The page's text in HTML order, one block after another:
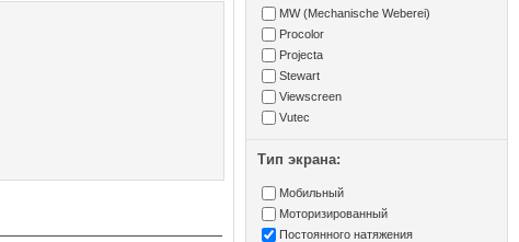
MW (Mechanische Weberei)
Procolor
Projecta
Stewart
Viewscreen
Vutec
Тип экрана:
Мобильный
Моторизированный
Постоянного натяжения